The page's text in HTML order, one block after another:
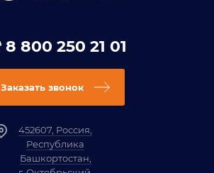
8 800 250 21 01
Заказать звонок
452607, Россия,
Республика
Башкортостан,